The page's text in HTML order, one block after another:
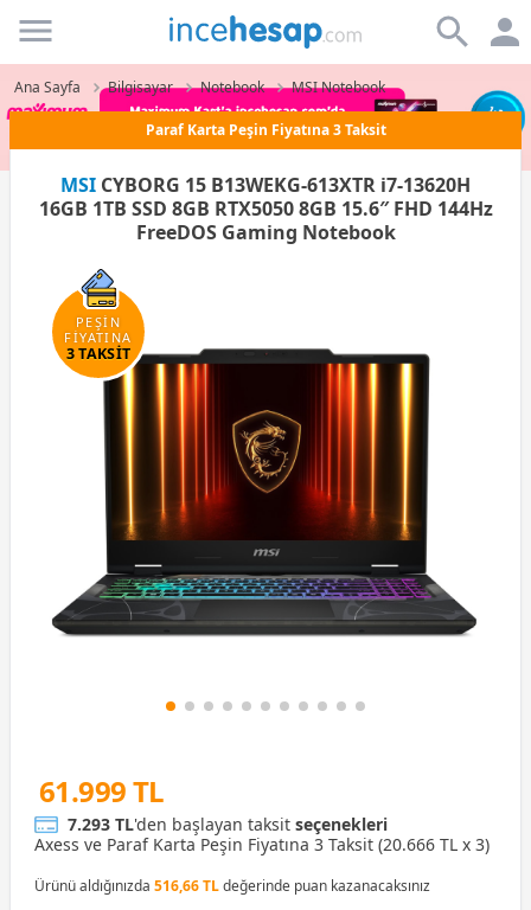
Incehesap
Ana Sayfa Bilgisayar Notebook MSI Notebook
Paraf Karta Peşin Fiyatına 3 Taksit
MSI CYBORG 15 B13WEKG-613XTR i7-13620H
16GB 1TB SSD 8GB RTX5050 8GB 15.6″ FHD 144Hz
FreeDOS Gaming Notebook
PEŞİN
FİYATINA
3 TAKSİT
61.999 TL
7.293 TL'den başlayan taksit seçenekleri
Axess ve Paraf Karta Peşin Fiyatına 3 Taksit (20.666 TL x 3)
Ürünü aldığınızda 516,66 TLdeğerinde puan kazanacaksınız